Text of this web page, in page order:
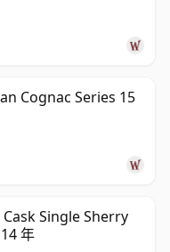
Cognac Series 15
Single Sherry
年